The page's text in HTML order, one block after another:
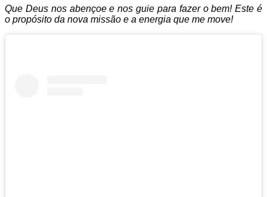
Que Deus nos abençoe e nos guie para fazer o bem! Este é
o propósito da nova missão e a energia que me move!